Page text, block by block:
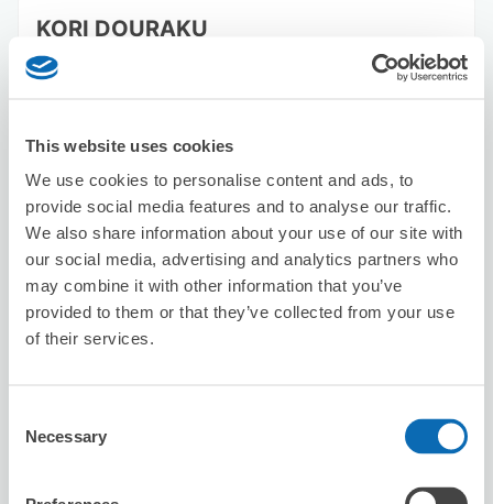
This website uses cookies
We use cookies to personalise content and ads, to
provide social media features and to analyse our traffic.
We also share information about your use of our site with
our social media, advertising and analytics partners who
may combine it with other information that you’ve
provided to them or that they’ve collected from your use
of their services.
Selection
Necessary
KORI DOURAKU
从Namba站步行1分钟。
本日營業時間
可保管的行李數
行李箱尺寸:10 手提包尺寸 :10